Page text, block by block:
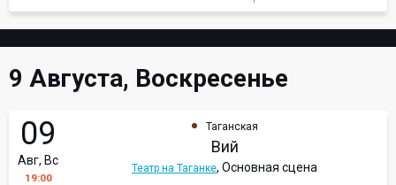
9 Августа, Воскресенье
09
Авг, Вс
19:00
Таганская
Вий
Театр на Таганке, Основная сцена